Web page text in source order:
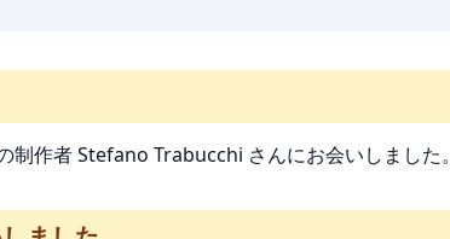
制作者 Stefano Trabucchi さんにお会いしました